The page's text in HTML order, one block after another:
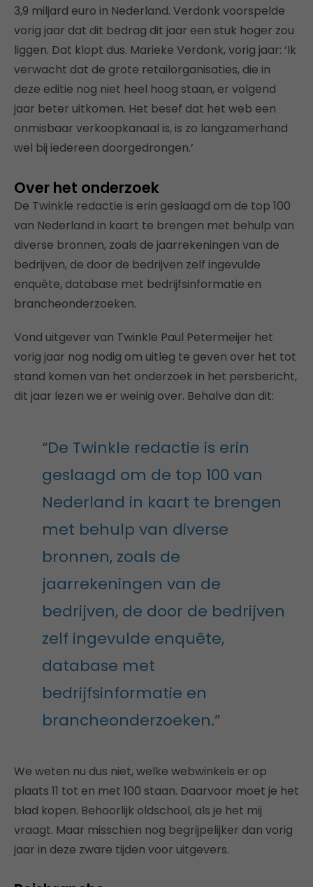
3,9 miljard euro in Nederland. Verdonk voorspelde
vorig jaar dat dit bedrag dit jaar een stuk hoger zou
liggen. Dat klopt dus. Marieke Verdonk, vorig jaar: ‘Ik
verwacht dat de grote retailorganisaties, die in
deze editie nog niet heel hoog staan, er volgend
jaar beter uitkomen. Het besef dat het web een
onmisbaar verkoopkanaal is, is zo langzamerhand
wel bij iedereen doorgedrongen.’
Over het onderzoek
De Twinkle redactie is erin geslaagd om de top 100
van Nederland in kaart te brengen met behulp van
diverse bronnen, zoals de jaarrekeningen van de
bedrijven, de door de bedrijven zelf ingevulde
enquête, database met bedrijfsinformatie en
brancheonderzoeken.
Vond uitgever van Twinkle Paul Petermeijer het
vorig jaar nog nodig om uitleg te geven over het tot
stand komen van het onderzoek in het persbericht,
dit jaar lezen we er weinig over. Behalve dan dit:
“De Twinkle redactie is erin
geslaagd om de top 100 van
Nederland in kaart te brengen
met behulp van diverse
bronnen, zoals de
jaarrekeningen van de
bedrijven, de door de bedrijven
zelf ingevulde enquête,
database met
bedrijfsinformatie en
brancheonderzoeken.”
We weten nu dus niet, welke webwinkels er op
plaats 11 tot en met 100 staan. Daarvoor moet je het
blad kopen. Behoorlijk oldschool, als je het mij
vraagt. Maar misschien nog begrijpelijker dan vorig
jaar in deze zware tijden voor uitgevers.